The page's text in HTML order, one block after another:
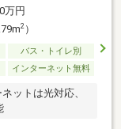
万円
2）
バス・トイレ別
インターネット無料
ットは光対応、